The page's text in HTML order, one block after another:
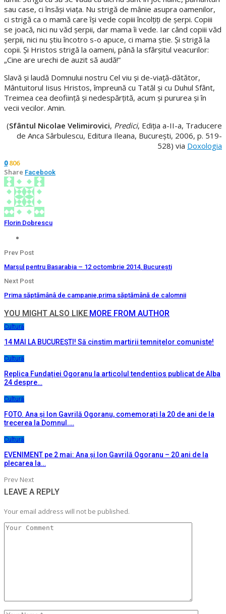
sau case, ci însăşi viaţa. Nu strigă de mânie asupra oamenilor,
ci strigă ca o mamă care îşi vede copiii încolţiţi de şerpi. Copiii
se joacă, nici nu văd şerpii, dar mama îi vede. Iar când copiii văd
şerpii, nici nu ştiu încotro s-o apuce, ci mama ştie. Şi strigă la
copii. Şi Hristos strigă la oameni, până la sfârşitul veacurilor:
„Cine are urechi de auzit să audă!”
Slavă şi laudă Domnului nostru Cel viu şi de-viaţă-dătător,
Mântuitorul Iisus Hristos, împreună cu Tatăl şi cu Duhul Sfânt,
Treimea cea deofiinţă şi nedespărţită, acum şi pururea şi în
vecii vecilor. Amin.
(Sfântul Nicolae Velimirovici, Predici, Ediția a-II-a, Traducere
de Anca Sârbulescu, Editura Ileana, București, 2006, p. 519-
528) via Doxologia
0 806
Share Facebook
Florin Dobrescu
Prev Post
Marșul pentru Basarabia – 12 octombrie 2014, București
Next Post
Prima săptămânâ de campanie,prima săptămână de calomnii
YOU MIGHT ALSO LIKE MORE FROM AUTHOR
Cultură
14 MAI LA BUCUREȘTI! Să cinstim martirii temnițelor comuniste!
Cultură
Replica Fundației Ogoranu la articolul tendențios publicat de Alba
24 despre…
Cultură
FOTO. Ana și Ion Gavrilă Ogoranu, comemorați la 20 de ani de la
trecerea la Domnul.…
Cultură
EVENIMENT pe 2 mai: Ana și Ion Gavrilă Ogoranu – 20 ani de la
plecarea la…
Prev Next
LEAVE A REPLY
Your email address will not be published.